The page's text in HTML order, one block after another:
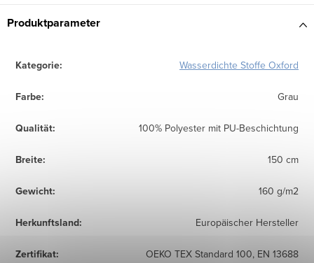
Produktparameter
Kategorie: Wasserdichte Stoffe Oxford
Farbe: Grau
Qualität: 100% Polyester mit PU-Beschichtung
Breite: 150 cm
Gewicht: 160 g/m2
Herkunftsland: Europäischer Hersteller
Zertifikat: OEKO TEX Standard 100, EN 13688